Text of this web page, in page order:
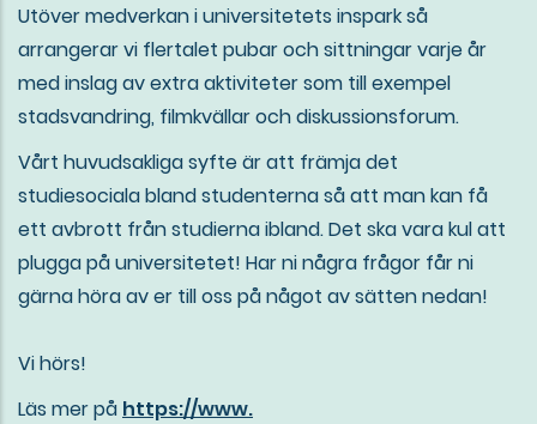
Utöver medverkan i universitetets inspark så
arrangerar vi flertalet pubar och sittningar varje år
med inslag av extra aktiviteter som till exempel
stadsvandring, filmkvällar och diskussionsforum.
Vårt huvudsakliga syfte är att främja det
studiesociala bland studenterna så att man kan få
ett avbrott från studierna ibland. Det ska vara kul att
plugga på universitetet! Har ni några frågor får ni
gärna höra av er till oss på något av sätten nedan!
Vi hörs!
Läs mer på https://www.